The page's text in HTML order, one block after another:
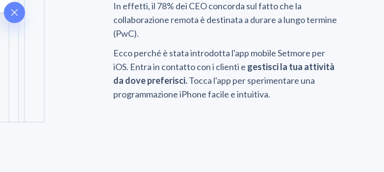
In effetti, il 78% dei CEO concorda sul fatto che la
collaborazione remota è destinata a durare a lungo termine
(PwC).
Ecco perché è stata introdotta l'app mobile Setmore per
iOS. Entra in contatto con i clienti e gestisci la tua attività
da dove preferisci.Tocca l'app per sperimentare una
programmazione iPhone facile e intuitiva.